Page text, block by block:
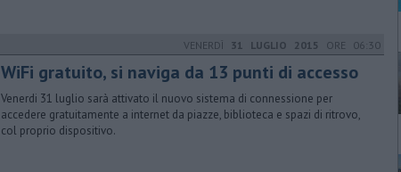
VENERDÌ 31 LUGLIO 2015 ORE 06:30
WiFi gratuito, si naviga da 13 punti di accesso
Venerdi 31 luglio sarà attivato il nuovo sistema di connessione per
accedere gratuitamente a internet da piazze, biblioteca e spazi di ritrovo,
col proprio dispositivo.